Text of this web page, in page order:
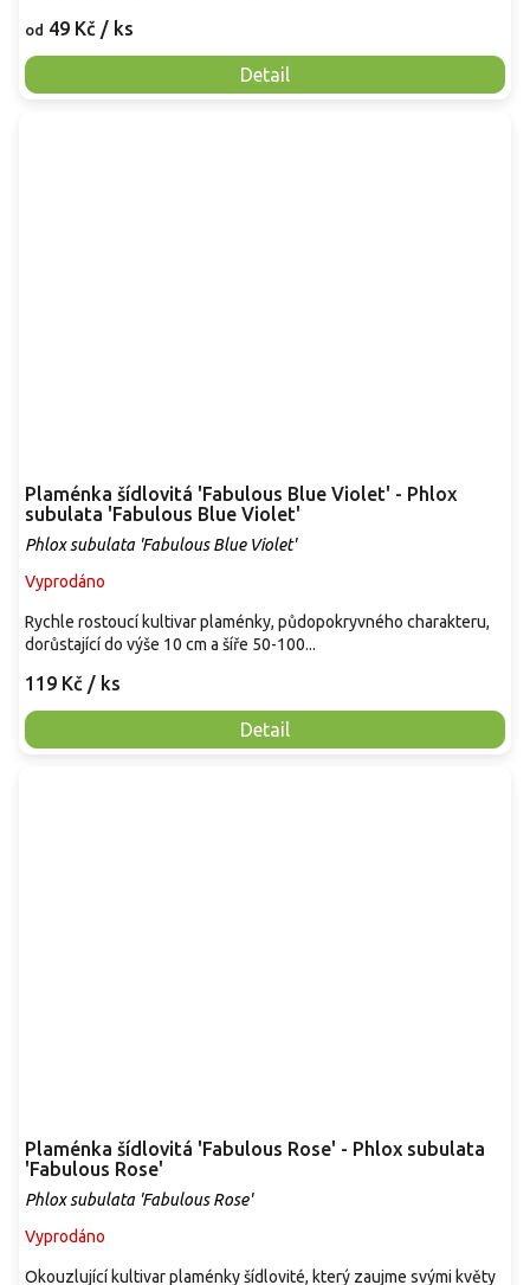
od 49 Kč / ks
Detail
Plaménka šídlovitá 'Fabulous Blue Violet' - Phlox
subulata 'Fabulous Blue Violet'
Phlox subulata 'Fabulous Blue Violet'
Vyprodáno
119 Kč / ks
Detail
Rychle rostoucí kultivar plaménky, půdopokryvného charakteru,
dorůstající do výše 10 cm a šíře 50-100...
Plaménka šídlovitá 'Fabulous Rose' - Phlox subulata
'Fabulous Rose'
Phlox subulata 'Fabulous Rose'
Vyprodáno
Okouzlující kultivar plaménky šídlovité, který zaujme svými květy